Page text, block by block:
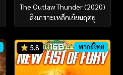
The Outlaw Thunder (2020)
ลิงเกราะเหล็กเย้ยมฤตยู
5.8 พากย์ไทย